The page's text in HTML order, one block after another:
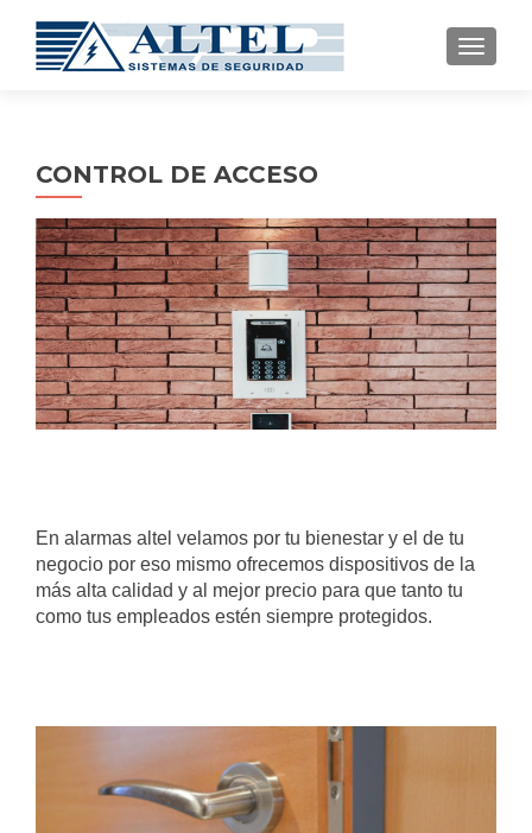
CONTROL DE ACCESO
En alarmas altel velamos por tu bienestar y el de tu
negocio por eso mismo ofrecemos dispositivos de la
más alta calidad y al mejor precio para que tanto tu
como tus empleados estén siempre protegidos.